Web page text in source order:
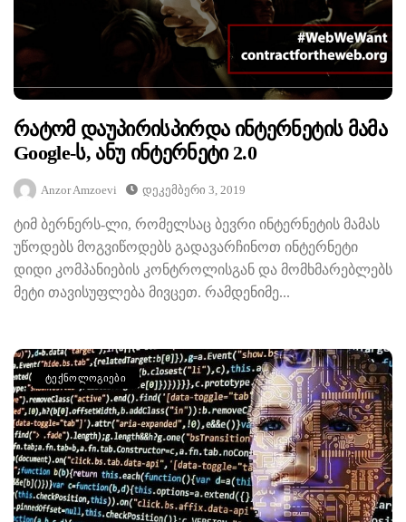
Რატომ Დაუპირისპირდა Ინტერნეტის Მამა
Google-Ს, Ანუ Ინტერნეტი 2.0
Anzor Amzoevi Დეკემბერი 3, 2019
ტიმ ბერნერს-ლი, რომელსაც ბევრი ინტერნეტის მამას
უწოდებს მოგვიწოდებს გადავარჩინოთ ინტერნეტი
დიდი კომპანიების კონტროლისგან და მომხმარებლებს
მეტი თავისუფლება მივცეთ. რამდენიმე...
ᲢᲔᲥᲜᲝᲚᲝᲒᲘᲔᲑᲘ